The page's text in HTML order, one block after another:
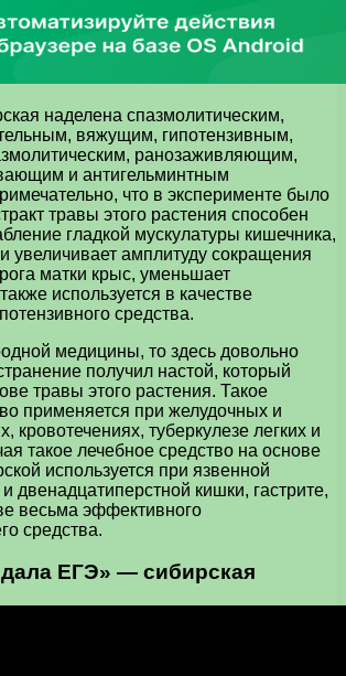
наделена спазмолитическим,
вяжущим, гипотензивным,
ранозаживляющим,
и антигельминтным
что в эксперименте было
травы этого растения способен
гладкой мускулатуры кишечника,
увеличивает амплитуду сокращения
матки крыс, уменьшает
используется в качестве
средства.
медицины, то здесь довольно
получил настой, который
травы этого растения. Такое
применяется при желудочных и
кровотечениях, туберкулезе легких и
такое лечебное средство на основе
используется при язвенной
двенадцатиперстной кишки, гастрите,
весьма эффективного
средства.
ЕГЭ» — сибирская